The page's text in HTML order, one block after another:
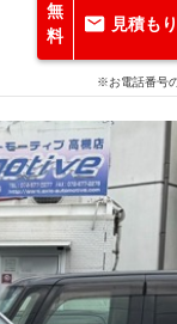
無
料
見積も
※お電話番号